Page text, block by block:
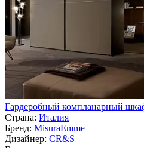
Гардеробный компланарный
Страна: Италия
Бренд: MisuraEmme
Дизайнер: CR&S